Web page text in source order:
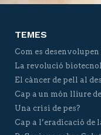
TEMES
Com es
La revolució
El càncer de pell al
Cap a un món lliure
Una crisi de pes?
Cap a l’eradicació de